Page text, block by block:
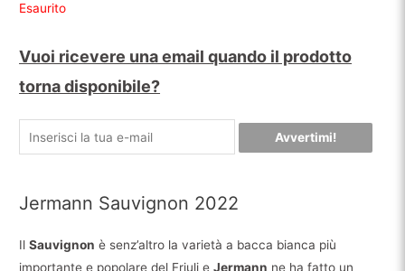
era:
attuale
è:
Esaurito
Vuoi ricevere una email quando il prodotto
torna disponibile?
Avvertimi!
Jermann Sauvignon 2022
IlSauvignon è senz’altro la varietà a bacca bianca più
importante e popolare del Friuli eJermann ne ha fatto un